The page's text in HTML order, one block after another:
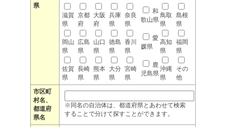
県
滋賀
県
京都
府
大阪
府
兵庫
県
奈良
県
和
歌山県
鳥取
県
島根
県
岡山
県
広島
県
山口
県
徳島
県
香川
県
愛
媛県
高知
県
福岡
県
佐賀
県
長崎
県
熊本
県
大分
県
宮崎
県
鹿
児島県
沖縄
県
その
他
市区町
村名、
都道府
県名
※同名の自治体は、都道府県とあわせて検索
することで分けて探すことができます。